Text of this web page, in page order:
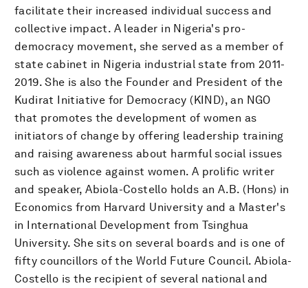
facilitate their increased individual success and
collective impact. A leader in Nigeria's pro-
democracy movement, she served as a member of
state cabinet in Nigeria industrial state from 2011-
2019. She is also the Founder and President of the
Kudirat Initiative for Democracy (KIND), an NGO
that promotes the development of women as
initiators of change by offering leadership training
and raising awareness about harmful social issues
such as violence against women. A prolific writer
and speaker, Abiola-Costello holds an A.B. (Hons) in
Economics from Harvard University and a Master's
in International Development from Tsinghua
University. She sits on several boards and is one of
fifty councillors of the World Future Council. Abiola-
Costello is the recipient of several national and